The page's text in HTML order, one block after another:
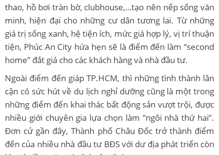
thao, hồ bơi tràn bờ, clubhouse,…tạo nên nếp sống văn
minh, hiện đại cho những cư dân tương lai. Từ những
giá trị sống xanh, hệ tiện ích, mức giá hợp lý, vị trí thuận
tiện, Phúc An City hứa hẹn sẽ là điểm đến làm “second
home” đắt giá cho các khách hàng và nhà đầu tư.
Ngoài điểm đến giáp TP.HCM, thì những tình thành lân
cận có sức hút về du lịch nghỉ dưỡng cũng là một trong
những điểm đến khai thác bất động sản vượt trội, được
nhiều giới chuyên gia lựa chọn làm “ngôi nhà thứ hai”.
Đơn cử gần đây, Thành phố Châu Đốc trở thành điểm
đến của nhiều nhà đầu tư BĐS với dư địa phát triển còn